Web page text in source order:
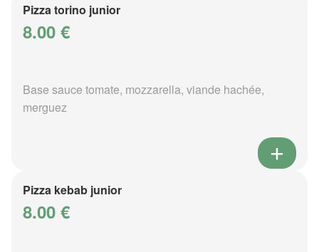
Pizza torino junior
8.00 €
Base sauce tomate, mozzarella, viande hachée,
merguez
Pizza kebab junior
8.00 €